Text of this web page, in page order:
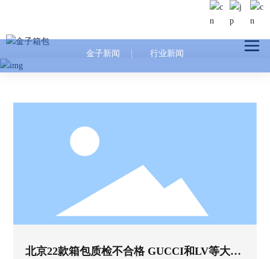
金子新闻 行业新闻
北京22款箱包质检不合格 GUCCI和LV等大牌